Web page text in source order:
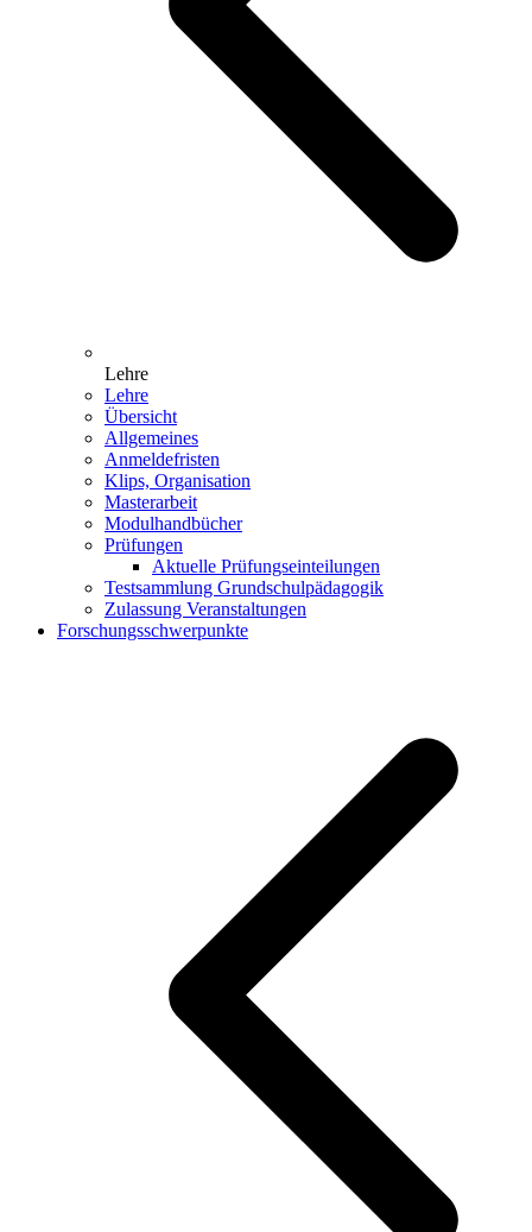
Lehre
Lehre
Übersicht
Allgemeines
Anmeldefristen
Klips, Organisation
Masterarbeit
Modulhandbücher
Prüfungen
Aktuelle Prüfungseinteilungen
Testsammlung Grundschulpädagogik
Zulassung Veranstaltungen
Forschungsschwerpunkte